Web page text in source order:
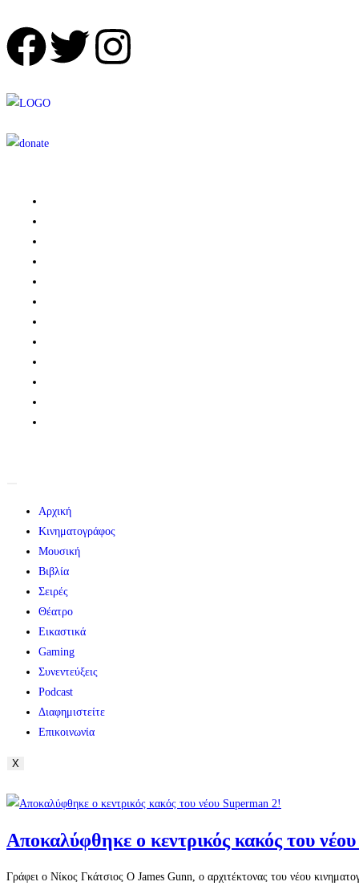
Αρχική
Κινηματογράφος
Μουσική
Βιβλία
Σειρές
Θέατρο
Εικαστικά
Gaming
Συνεντεύξεις
Podcast
Διαφημιστείτε
Επικοινωνία
X
Αποκαλύφθηκε ο κεντρικός κακός του
Γράφει ο Νίκος Γκάτσιος Ο James Gunn, ο αρχιτέκτονας του νέου